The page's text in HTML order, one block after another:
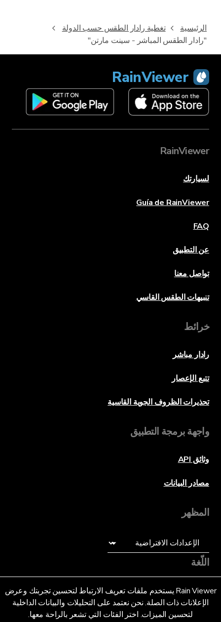
Rain Viewer يستخدم ملفات تعريف الارتباط لتحسين تجربتك وعرض
الإعلانات ذات الصلة. نحن نعتمد على التحليلات والبيانات الداخلية
لتحسين الميزات. اختر الفئات التي تشعر بالراحة معها.
الرئيسية
تغطية رادار الطقس حسب الدولة
"رادار الطقس المباشر - سينت مارتن"
RainViewer
RainViewer
لسيارتك
Guía de RainViewer
FAQ
عن التطبيق
تواصل معنا
تنبيهات الطقس القاسي
خرائط
رادار مباشر
تتبع الإعصار
تحذيرات الظروف الجوية القاسية
واجهة برمجة التطبيق
وثائق API
مصادر البيانات
المظهر
اللّغة
عربى (SA)